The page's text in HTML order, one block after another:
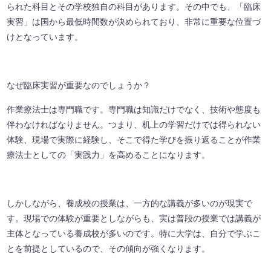
られた科目とその学校独自の科目があります。その中でも、「臨床
実習」は国から最低時間数が決められており、非常に重要な位置づ
けとなっています。
なぜ臨床実習が重要なのでしょうか？
作業療法士は専門職です。専門職は知識だけでなく、技術や態度も
伴わなければなりません。つまり、机上の学習だけでは得られない
体験、現場で実際に経験し、そこで得た学びを振り返ることが作業
療法士としての「実践力」を高めることになります。
しかしながら、養成校の授業は、一方的な講義が多いのが現実で
す。現場での体験が重要としながらも、実は普段の授業では講義が
主体となっている養成校が多いのです。特に大学は、自分で学ぶこ
とを前提としているので、その傾向が強くなります。